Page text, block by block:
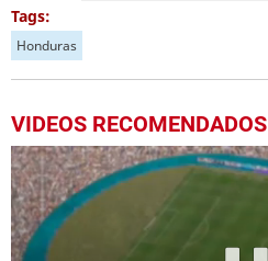
Tags:
Honduras
VIDEOS RECOMENDADOS